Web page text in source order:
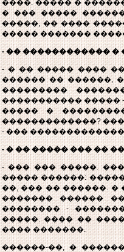
����. ����� �
� ��� �����
�����, �� ����
����� �������
- �� ������������ �
- � �� ����� ����
������ �� ������,
���������
����������� �����
����� �
�������������?
- ���
- � �� ����� ��� ��
- ��� ��� �����.
����� ������:
��, ��� �� ������. �
������� ������
�������� -
�����. ���� ��
���� �������.
������-��, �